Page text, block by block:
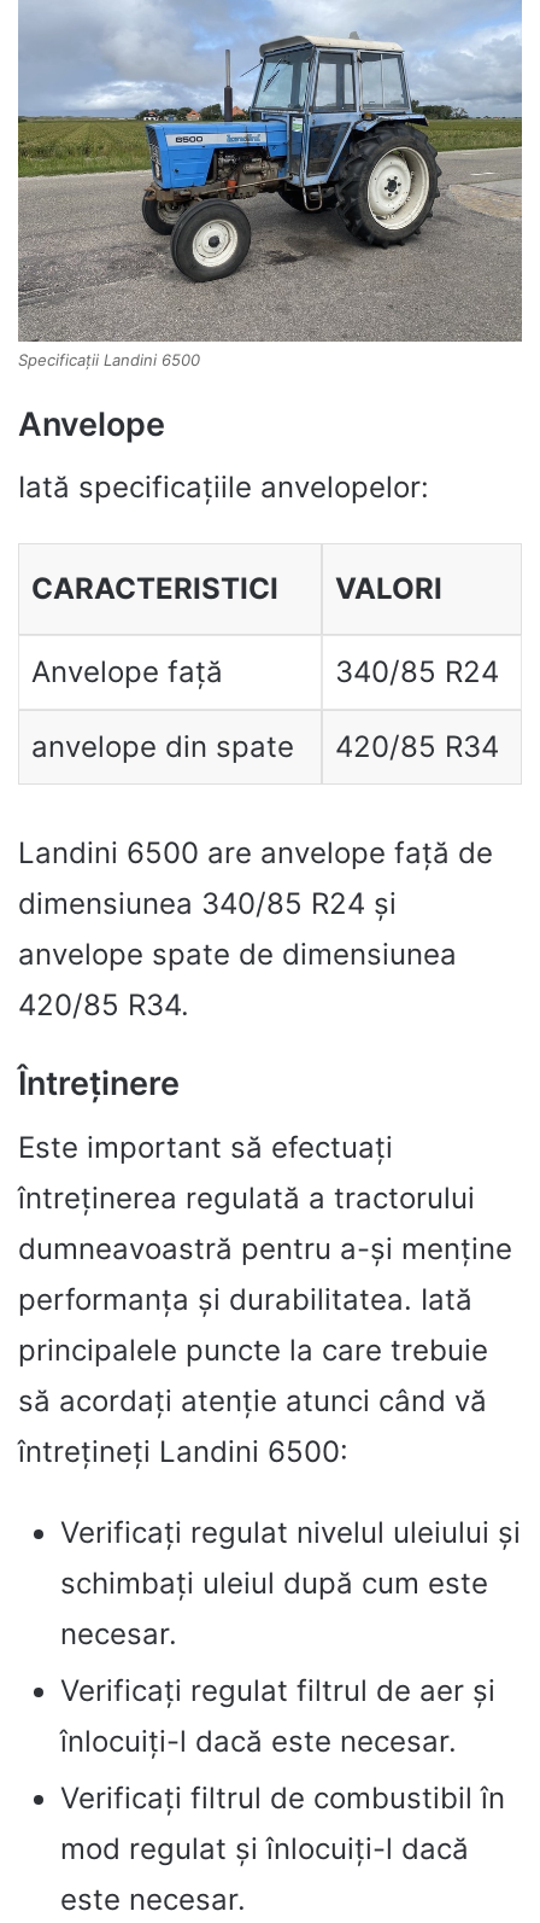
Specificații Landini 6500
Anvelope
Iată specificațiile anvelopelor:
CARACTERISTICI VALORI
Anvelope față 340/85 R24
anvelope din spate 420/85 R34
Landini 6500 are anvelope față de
dimensiunea 340/85 R24 și
anvelope spate de dimensiunea
420/85 R34.
Întreținere
Este important să efectuați
întreținerea regulată a tractorului
dumneavoastră pentru a-și menține
performanța și durabilitatea. Iată
principalele puncte la care trebuie
să acordați atenție atunci când vă
întrețineți Landini 6500:
Verificați regulat nivelul uleiului și
schimbați uleiul după cum este
necesar.
Verificați regulat filtrul de aer și
înlocuiți-l dacă este necesar.
Verificați filtrul de combustibil în
mod regulat și înlocuiți-l dacă
este necesar.